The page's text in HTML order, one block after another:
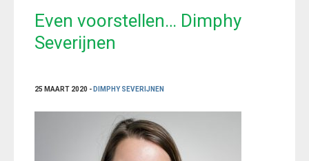
Even voorstellen… Dimphy
Severijnen
25 MAART 2020 - DIMPHY SEVERIJNEN